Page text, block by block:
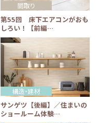
第55回 床下エアコンがおも
しろい！【前編…
間取り
サンゲツ【後編】／住まいの
ショールーム体験…
構造・建材